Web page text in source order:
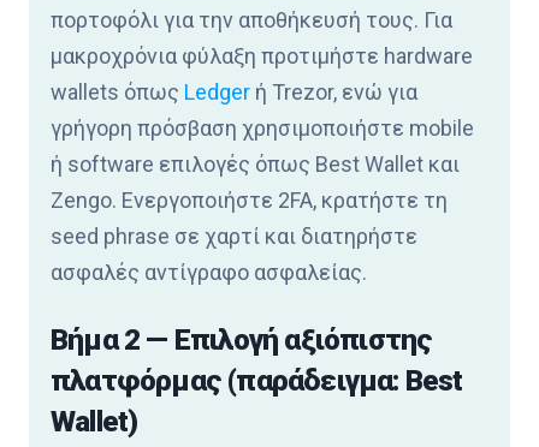
πορτοφόλι για την αποθήκευσή τους. Για
μακροχρόνια φύλαξη προτιμήστε hardware
wallets όπως Ledger ή Trezor, ενώ για
γρήγορη πρόσβαση χρησιμοποιήστε mobile
ή software επιλογές όπως Best Wallet και
Zengo. Ενεργοποιήστε 2FA, κρατήστε τη
seed phrase σε χαρτί και διατηρήστε
ασφαλές αντίγραφο ασφαλείας.
Βήμα 2 — Επιλογή αξιόπιστης
πλατφόρμας (παράδειγμα: Best
Wallet)